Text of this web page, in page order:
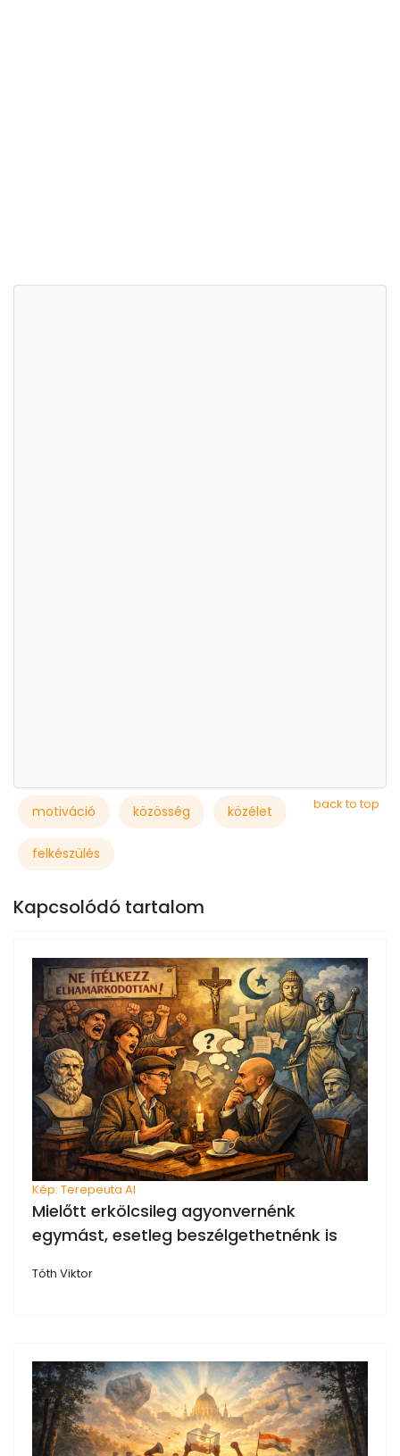
back to top
motiváció közösség közélet
felkészülés
Kapcsolódó tartalom
Kép: Terepeuta AI
Mielőtt erkölcsileg agyonvernénk
egymást, esetleg beszélgethetnénk is
Tóth Viktor